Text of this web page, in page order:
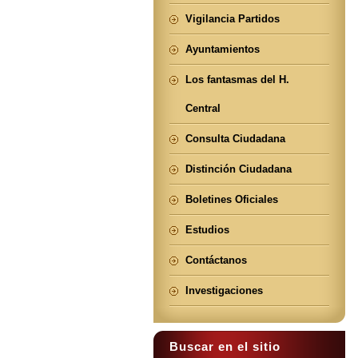
Vigilancia Partidos
Ayuntamientos
Los fantasmas del H.
Central
Consulta Ciudadana
Distinción Ciudadana
Boletines Oficiales
Estudios
Contáctanos
Investigaciones
Buscar en el sitio